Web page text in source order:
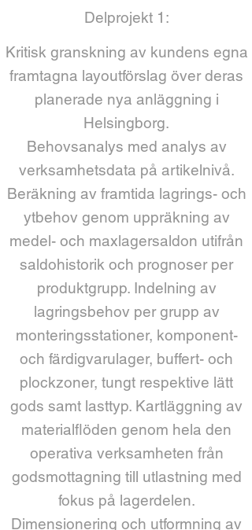
Delprojekt 1:
Kritisk granskning av kundens egna
framtagna layoutförslag över deras
planerade nya anläggning i
Helsingborg.
Behovsanalys med analys av
verksamhetsdata på artikelnivå.
Beräkning av framtida lagrings- och
ytbehov genom uppräkning av
medel- och maxlagersaldon utifrån
saldohistorik och prognoser per
produktgrupp. Indelning av
lagringsbehov per grupp av
monteringsstationer, komponent-
och färdigvarulager, buffert- och
plockzoner, tungt respektive lätt
gods samt lasttyp. Kartläggning av
materialflöden genom hela den
operativa verksamheten från
godsmottagning till utlastning med
fokus på lagerdelen.
Dimensionering och utformning av